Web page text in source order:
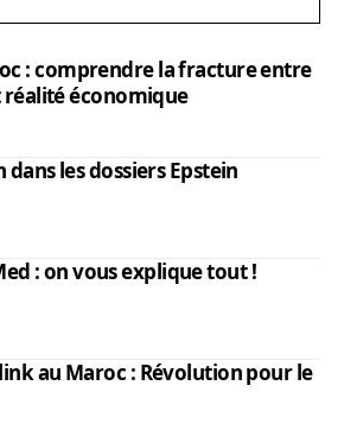
: comprendre la fracture entre
économique
dans les dossiers Epstein
: on vous explique tout !
au Maroc : Révolution pour le